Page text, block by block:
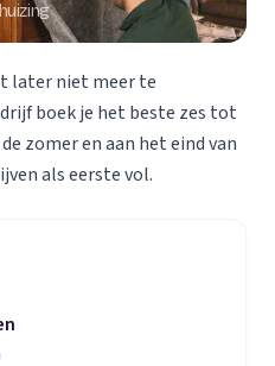
later niet meer te
boek je het beste zes tot
zomer en aan het eind van
als eerste vol.